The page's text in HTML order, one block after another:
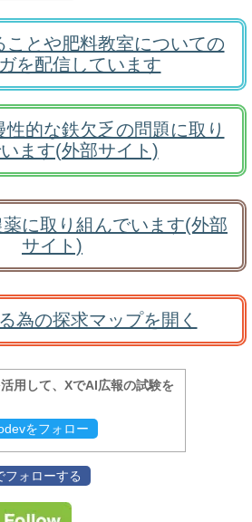
ことや肥料教室についての
を配信しています
的な鉄欠乏の問題に取り
ます(外部サイト)
に取り組んでいます(外部
サイト)
為の探求マップを開く
用して、XでAI広報の試験を
をフォロー
フォローする